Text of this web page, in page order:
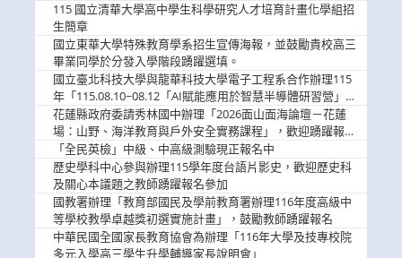
115 國立清華大學高中學生科學研究人才培育計畫化學組招
生簡章
國立東華大學特殊教育學系招生宣傳海報，並鼓勵貴校高三
畢業同學於分發入學階段踴躍選填。
國立臺北科技大學與龍華科技大學電子工程系合作辦理115
年「115.08.10~08.12「AI賦能應用於智慧半導體研習營」，
歡迎學生踴躍報名參加
花蓮縣政府委請秀林國中辦理「2026面山面海論壇－花蓮
場：山野、海洋教育與戶外安全實務課程」，歡迎踴躍報名
參加
「全民英檢」中級、中高級測驗現正報名中
歷史學科中心參與辦理115學年度台語片影史，歡迎歷史科
及關心本議題之教師踴躍報名參加
國教署辦理「教育部國民及學前教育署辦理116年度高級中
等學校教學卓越獎初選實施計畫」，鼓勵教師踴躍報名
中華民國全國家長教育協會為辦理「116年大學及技專校院
多元入學高三學生升學輔導家長說明會」